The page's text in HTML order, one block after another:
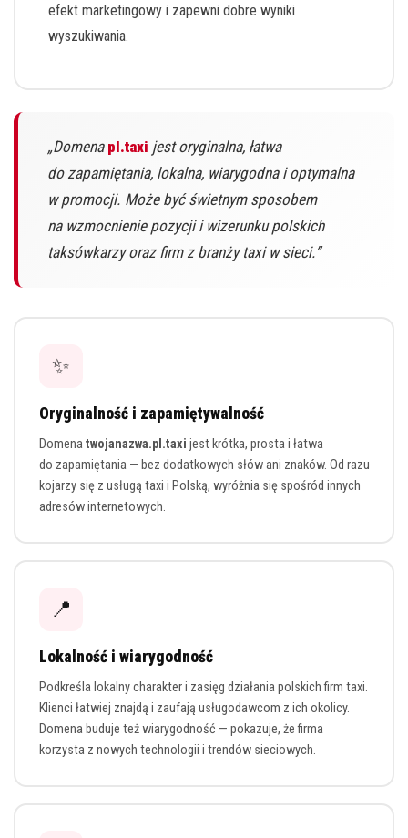
efekt marketingowy i zapewni dobre wyniki
wyszukiwania.
„Domena pl.taxi jest oryginalna, łatwa
do zapamiętania, lokalna, wiarygodna i optymalna
w promocji. Może być świetnym sposobem
na wzmocnienie pozycji i wizerunku polskich
taksówkarzy oraz firm z branży taxi w sieci.”
✨
Oryginalność i zapamiętywalność
Domenatwojanazwa.pl.taxi jest krótka, prosta i łatwa
do zapamiętania — bez dodatkowych słów ani znaków. Od razu
kojarzy się z usługą taxi i Polską, wyróżnia się spośród innych
adresów internetowych.
📍
Lokalność i wiarygodność
Podkreśla lokalny charakter i zasięg działania polskich firm taxi.
Klienci łatwiej znajdą i zaufają usługodawcom z ich okolicy.
Domena buduje też wiarygodność — pokazuje, że firma
korzysta z nowych technologii i trendów sieciowych.